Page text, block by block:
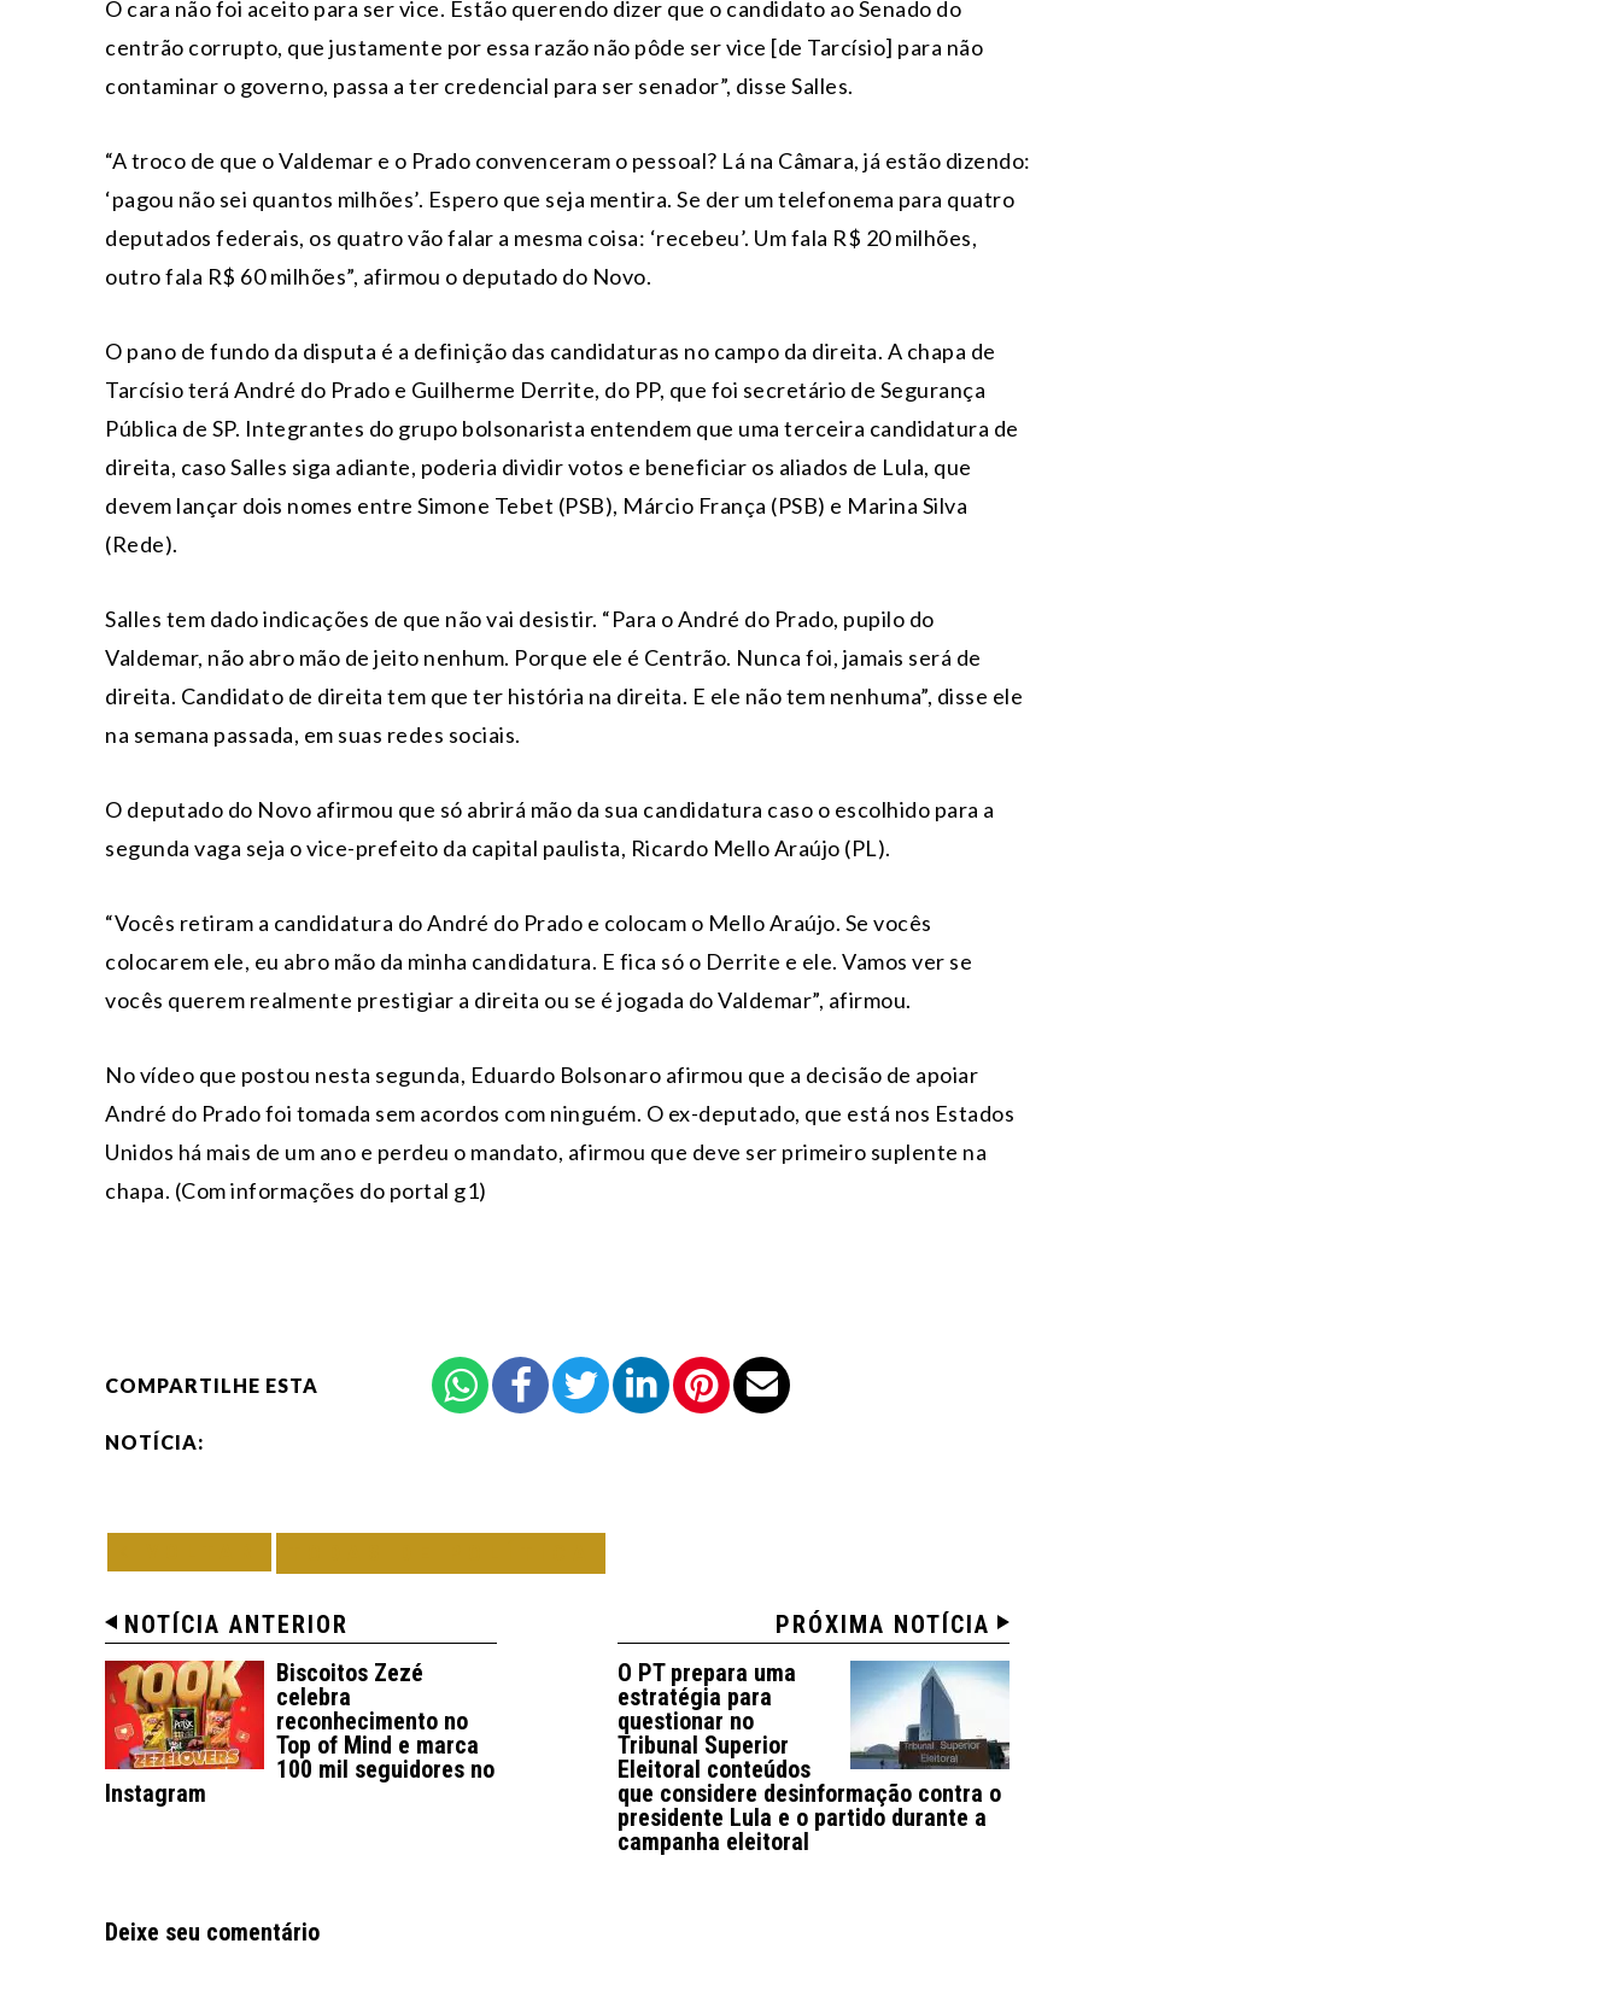
O cara não foi aceito para ser vice. Estão querendo dizer que o candidato ao Senado do
centrão corrupto, que justamente por essa razão não pôde ser vice [de Tarcísio] para não
contaminar o governo, passa a ter credencial para ser senador”, disse Salles.
“A troco de que o Valdemar e o Prado convenceram o pessoal? Lá na Câmara, já estão dizendo:
‘pagou não sei quantos milhões’. Espero que seja mentira. Se der um telefonema para quatro
deputados federais, os quatro vão falar a mesma coisa: ‘recebeu’. Um fala R$ 20 milhões,
outro fala R$ 60 milhões”, afirmou o deputado do Novo.
O pano de fundo da disputa é a definição das candidaturas no campo da direita. A chapa de
Tarcísio terá André do Prado e Guilherme Derrite, do PP, que foi secretário de Segurança
Pública de SP. Integrantes do grupo bolsonarista entendem que uma terceira candidatura de
direita, caso Salles siga adiante, poderia dividir votos e beneficiar os aliados de Lula, que
devem lançar dois nomes entre Simone Tebet (PSB), Márcio França (PSB) e Marina Silva
(Rede).
Salles tem dado indicações de que não vai desistir. “Para o André do Prado, pupilo do
Valdemar, não abro mão de jeito nenhum. Porque ele é Centrão. Nunca foi, jamais será de
direita. Candidato de direita tem que ter história na direita. E ele não tem nenhuma”, disse ele
na semana passada, em suas redes sociais.
O deputado do Novo afirmou que só abrirá mão da sua candidatura caso o escolhido para a
segunda vaga seja o vice-prefeito da capital paulista, Ricardo Mello Araújo (PL).
“Vocês retiram a candidatura do André do Prado e colocam o Mello Araújo. Se vocês
colocarem ele, eu abro mão da minha candidatura. E fica só o Derrite e ele. Vamos ver se
vocês querem realmente prestigiar a direita ou se é jogada do Valdemar”, afirmou.
No vídeo que postou nesta segunda, Eduardo Bolsonaro afirmou que a decisão de apoiar
André do Prado foi tomada sem acordos com ninguém. O ex-deputado, que está nos Estados
Unidos há mais de um ano e perdeu o mandato, afirmou que deve ser primeiro suplente na
chapa. (Com informações do portal g1)
COMPARTILHE ESTA
NOTÍCIA:
NOTÍCIA ANTERIOR
Biscoitos Zezé
celebra
reconhecimento no
Top of Mind e marca
100 mil seguidores no
Instagram
PRÓXIMA NOTÍCIA
O PT prepara uma
estratégia para
questionar no
Tribunal Superior
Eleitoral conteúdos
que considere desinformação contra o
presidente Lula e o partido durante a
campanha eleitoral
Deixe seu comentário